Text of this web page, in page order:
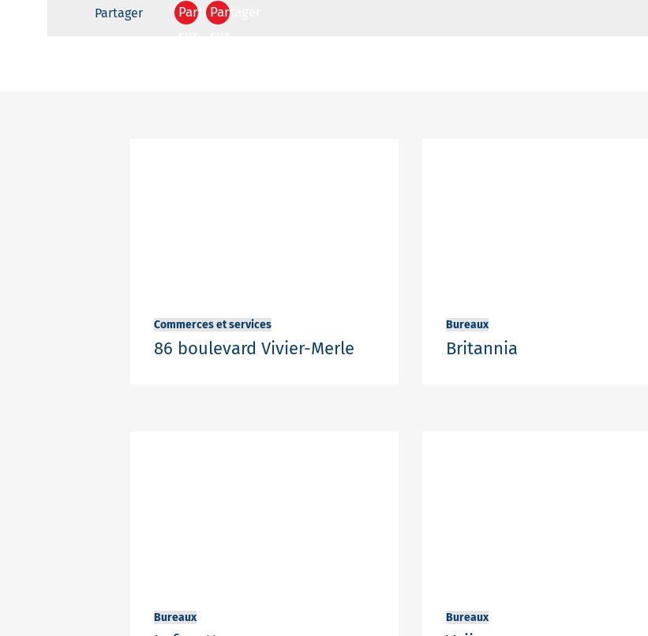
Partager
PartagerPartager
Commerces et services
86 boulevard Vivier-Merle
Bureaux
Britannia
Bureaux Bureaux